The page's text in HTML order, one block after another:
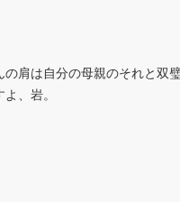
肩は自分の母親のそれと双
、岩。